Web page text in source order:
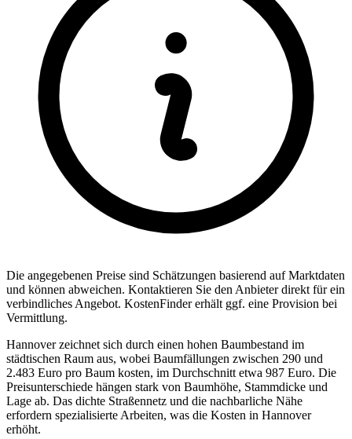
Die angegebenen Preise sind Schätzungen basierend auf Marktdaten
und können abweichen. Kontaktieren Sie den Anbieter direkt für ein
verbindliches Angebot. KostenFinder erhält ggf. eine Provision bei
Vermittlung.
Hannover zeichnet sich durch einen hohen Baumbestand im
städtischen Raum aus, wobei Baumfällungen zwischen 290 und
2.483 Euro pro Baum kosten, im Durchschnitt etwa 987 Euro. Die
Preisunterschiede hängen stark von Baumhöhe, Stammdicke und
Lage ab. Das dichte Straßennetz und die nachbarliche Nähe
erfordern spezialisierte Arbeiten, was die Kosten in Hannover
erhöht.